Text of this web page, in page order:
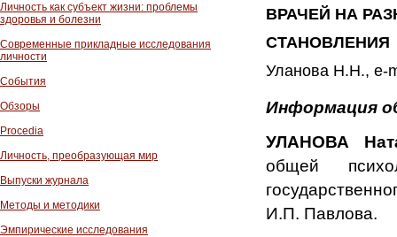
Личность как субъект жизни: проблемы
здоровья и болезни
Современные прикладные исследования
личности
События
Обзоры
Procedia
Личность, преобразующая мир
Выпуски журнала
Методы и методики
Эмпирические исследования
ВРАЧЕЙ НА
СТАНОВЛЕНИЯ
Уланова Н.Н., e-
Информация
УЛАНОВА
общей
И.П. Павлова.